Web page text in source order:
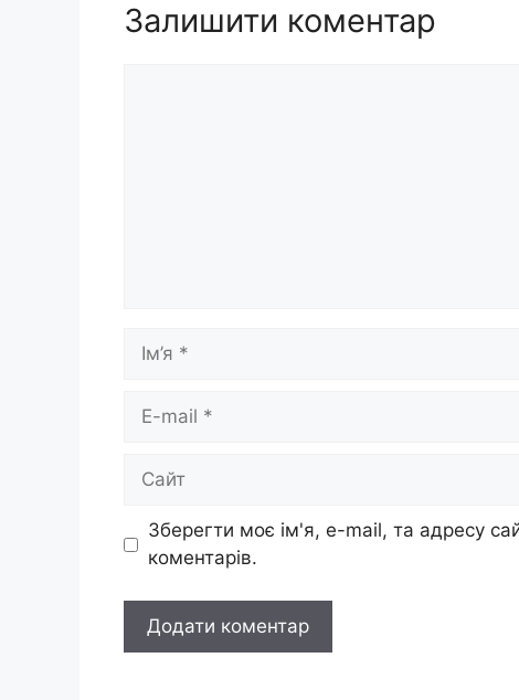
Залишити коментар
Ім’я
Сайт
Зберегти моє ім'я, e-mail, та адресу
коментарів.